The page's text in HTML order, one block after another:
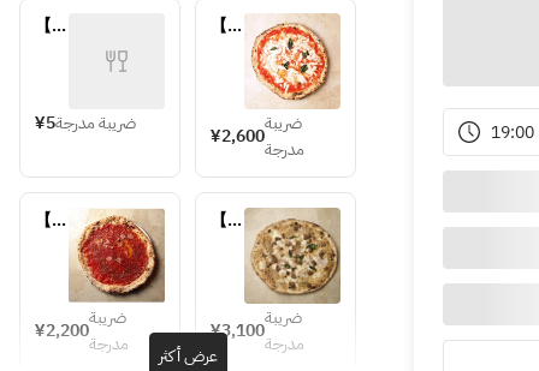
【テ
ビニ
¥5ضريبة مدرجة
【テ
ゲリ
¥2,600
ضريبة
مدرجة
【テ
ナー
¥2,200
ضريبة
مدرجة
【テ
ノベ
ーゼ
¥3,100
ضريبة
مدرجة
عرض أكثر
19:00